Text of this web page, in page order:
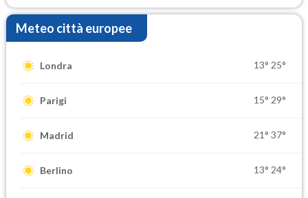
Meteo città europee
Londra 13° 25°
Parigi 15° 29°
Madrid 21° 37°
Berlino 13° 24°